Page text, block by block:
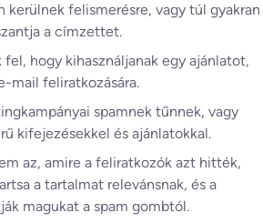
felismerésre, vagy túl gyakran
a címzettet.
hogy kihasználjanak egy ajánlatot,
mail feliratkozására.
spamnek tűnnek, vagy
kifejezésekkel és ajánlatokkal.
az, amire a feliratkozók azt hitték,
a tartalmat relevánsnak, és a
magukat a spam gombtól.